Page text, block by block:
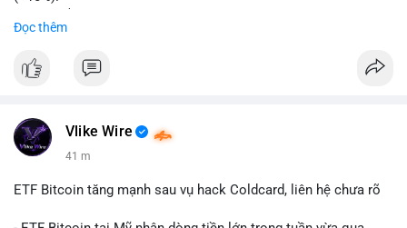
hủy bỏ lệnh thuế EU.
và phân quyền Ethereum.
có sự đồng thuận hai đảng.
- Newrez xem xét Bitcoin và Ethereum trong việc xác định đủ
động.
Đọc thêm
Vlike Wire
41 m
ETF Bitcoin tăng mạnh sau vụ hack Coldcard, liên hệ chưa rõ